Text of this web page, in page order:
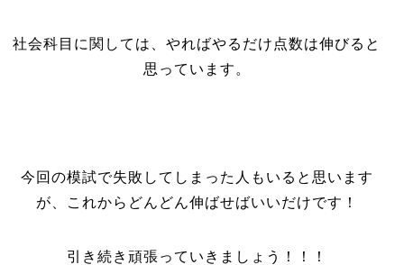
社会科目に関しては、やればやるだけ点数は伸びると
思っています。
今回の模試で失敗してしまった人もいると思います
が、これからどんどん伸ばせばいいだけです！
引き続き頑張っていきましょう！！！